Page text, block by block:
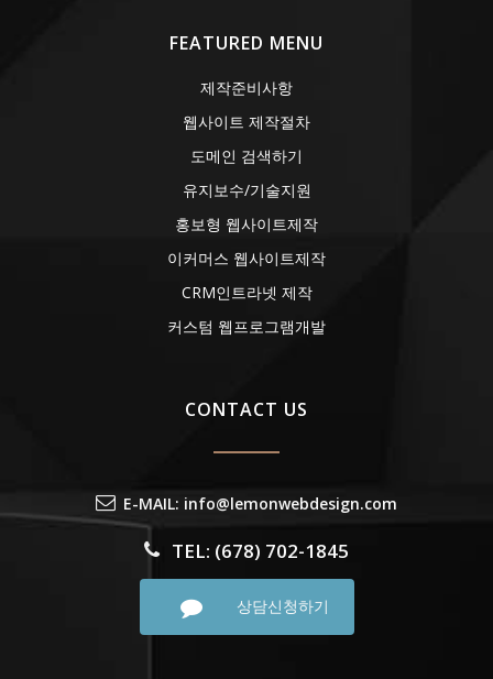
FEATURED MENU
제작준비사항
웹사이트 제작절차
도메인 검색하기
유지보수/기술지원
홍보형 웹사이트제작
이커머스 웹사이트제작
CRM인트라넷 제작
커스텀 웹프로그램개발
CONTACT US
E-MAIL: info@lemonwebdesign.com
TEL: (678) 702-1845
상담신청하기